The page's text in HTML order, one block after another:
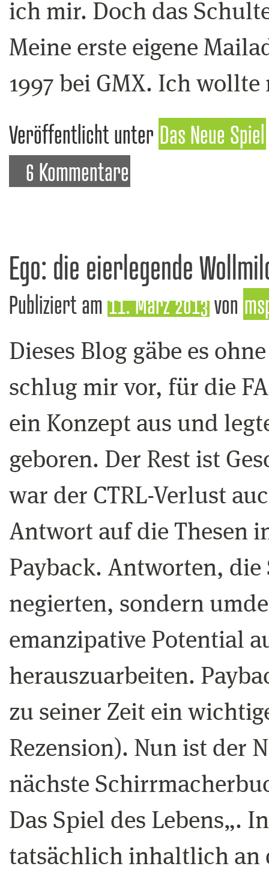
ich mir. Doch das
Meine erste eigene
1997 bei GMX. Ich
Veröffentlicht unter Das Neue Spiel
6 Kommentare
Ego: die eierlegende
Publiziert am 11. März 2013von
Dieses Blog gäbe es
schlug mir vor, für die
ein Konzept aus und
geboren. Der Rest ist
war der CTRL-Verlust
Antwort auf die Thesen
Payback. Antworten,
negierten, sondern
emanzipative Potential
herauszuarbeiten.
zu seiner Zeit ein
Rezension). Nun ist der
nächste
Das Spiel des Lebens„.
tatsächlich inhaltlich an